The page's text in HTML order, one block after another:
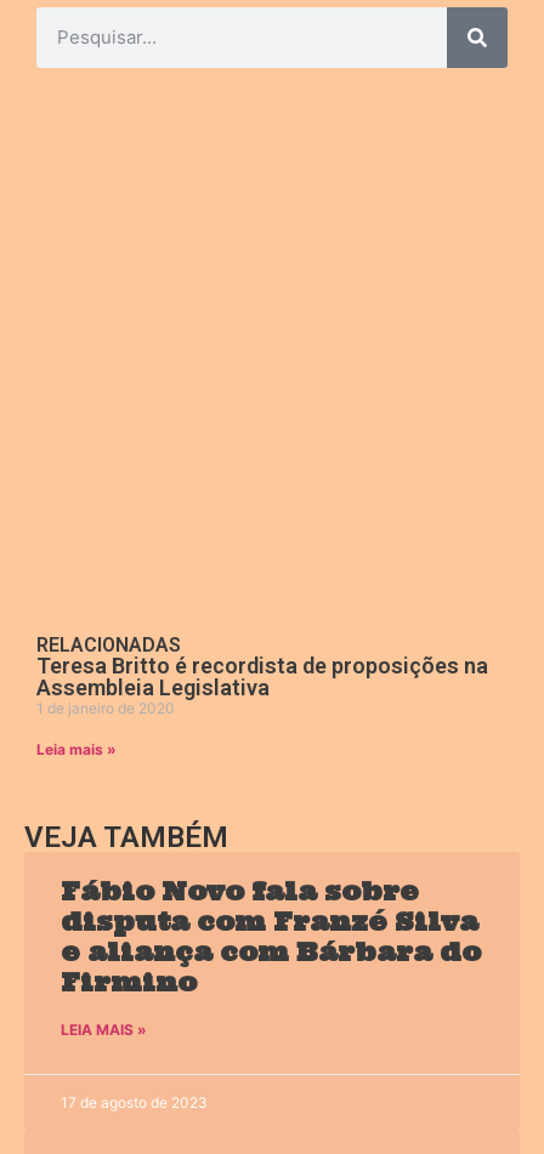
RELACIONADAS
Teresa Britto é recordista de proposições na
Assembleia Legislativa
1 de janeiro de 2020
Leia mais »
VEJA TAMBÉM
Fábio Novo fala sobre
disputa com Franzé Silva
e aliança com Bárbara do
Firmino
LEIA MAIS »
17 de agosto de 2023